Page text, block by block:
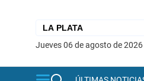
jueves 06 de agosto de 2026